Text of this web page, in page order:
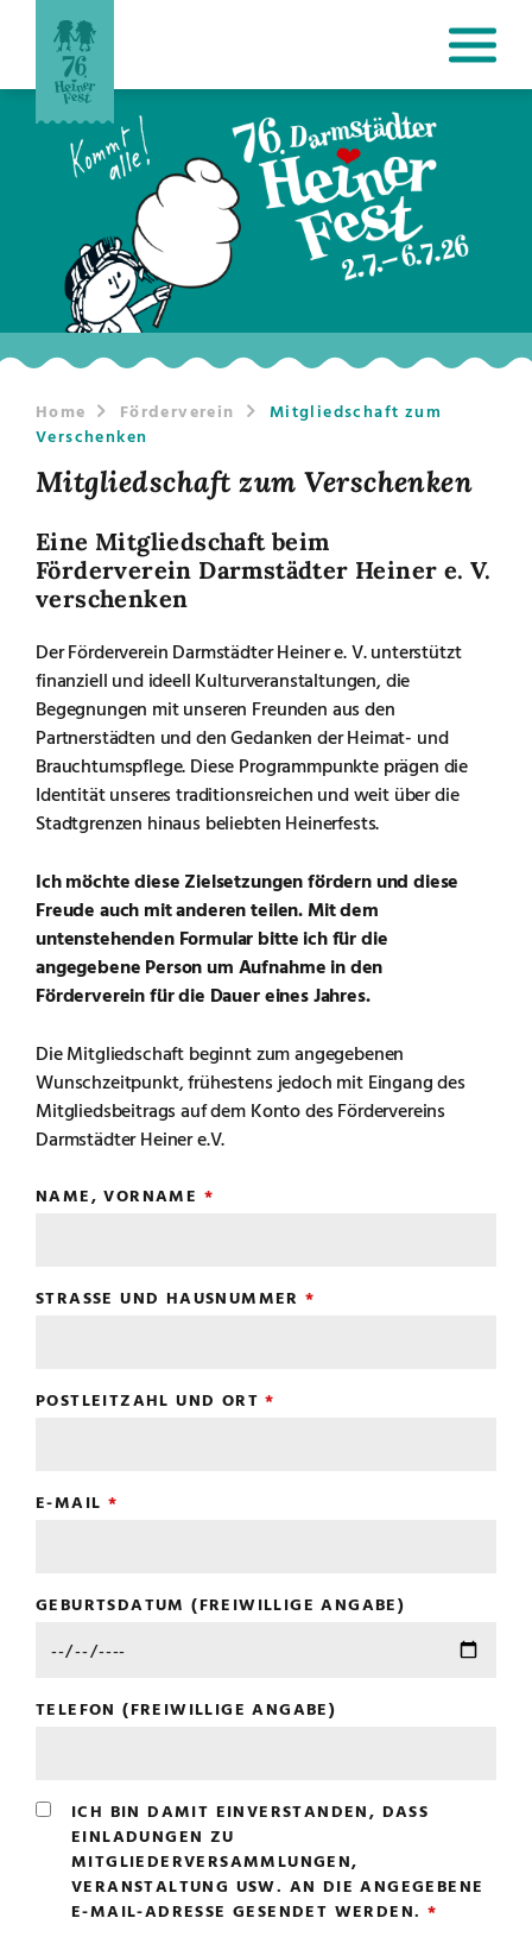
Home Förderverein
Mitgliedschaft zum
Verschenken
Mitgliedschaft zum Verschenken
Eine Mitgliedschaft beim
Förderverein Darmstädter Heiner e. V.
verschenken
Der Förderverein Darmstädter Heiner e. V. unterstützt
finanziell und ideell Kulturveranstaltungen, die
Begegnungen mit unseren Freunden aus den
Partnerstädten und den Gedanken der Heimat- und
Brauchtumspflege. Diese Programmpunkte prägen die
Identität unseres traditionsreichen und weit über die
Stadtgrenzen hinaus beliebten Heinerfests.
Ich möchte diese Zielsetzungen fördern und diese
Freude auch mit anderen teilen. Mit dem
untenstehenden Formular bitte ich für die
angegebene Person um Aufnahme in den
Förderverein für die Dauer eines Jahres.
Die Mitgliedschaft beginnt zum angegebenen
Wunschzeitpunkt, frühestens jedoch mit Eingang des
Mitgliedsbeitrags auf dem Konto des Fördervereins
Darmstädter Heiner e.V.
NAME, VORNAME
STRASSE UND HAUSNUMMER
POSTLEITZAHL UND ORT
E-MAIL
GEBURTSDATUM (FREIWILLIGE ANGABE)
TELEFON (FREIWILLIGE ANGABE)
ICH BIN DAMIT EINVERSTANDEN, DASS
EINLADUNGEN ZU
MITGLIEDERVERSAMMLUNGEN,
VERANSTALTUNG USW. AN DIE ANGEGEBENE
E-MAIL-ADRESSE GESENDET WERDEN.